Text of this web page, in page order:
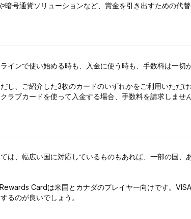
号通貨ソリューションなど、賞金を引き出すための代替
インで使い始める時も、入金に使う時も、手数料は一切
、ご紹介した3枚のカードのいずれかをご利用いただ
ブカードを使って入金する場合、手数料を請求しません
、幅広い国に対応しているものもあれば、一部の国、
Cardは米国とカナダのプレイヤー向けです。
るのが良いでしょう。